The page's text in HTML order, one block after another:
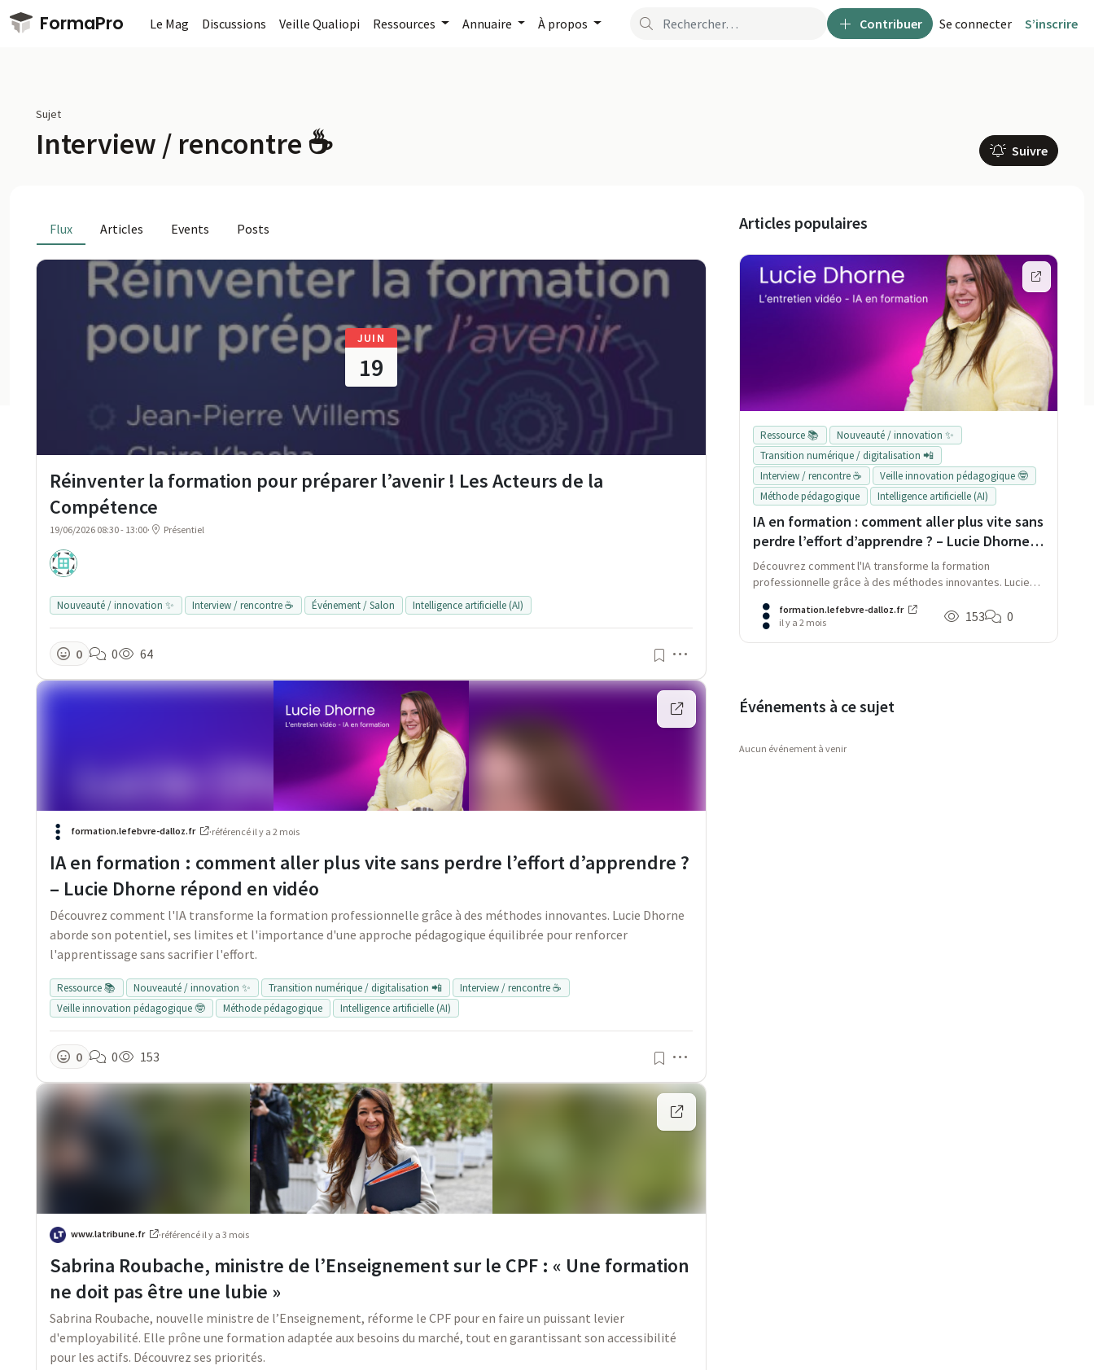
Passer au contenu principal
FormaPro Contribuer Se connecter S’inscrire
Le Mag Discussions Veille Qualiopi Ressources Annuaire À propos
Sujet
Interview / rencontre ☕ Suivre
Flux Articles Events Posts
JUIN
19
Réinventer la formation pour préparer l’avenir ! Les Acteurs de la
Compétence
19/06/2026 08:30 - 13:00· Présentiel
Nouveauté / innovation ✨ Interview / rencontre ☕ Événement / Salon Intelligence artificielle (AI)
0 0 64
formation.lefebvre-dalloz.fr ·référencé il y a 2 mois
IA en formation : comment aller plus vite sans perdre l’effort d’apprendre ?
– Lucie Dhorne répond en vidéo
Découvrez comment l'IA transforme la formation professionnelle grâce à des méthodes innovantes. Lucie Dhorne
aborde son potentiel, ses limites et l'importance d'une approche pédagogique équilibrée pour renforcer
l'apprentissage sans sacrifier l'effort.
Ressource 📚 Nouveauté / innovation ✨ Transition numérique / digitalisation 📲
Interview / rencontre ☕
Veille innovation pédagogique 🤓
Méthode pédagogique Intelligence artificielle (AI)
0 0 153
www.latribune.fr ·référencé il y a 3 mois
Sabrina Roubache, ministre de l’Enseignement sur le CPF : « Une formation
ne doit pas être une lubie »
Sabrina Roubache, nouvelle ministre de l’Enseignement, réforme le CPF pour en faire un puissant levier
d'employabilité. Elle prône une formation adaptée aux besoins du marché, tout en garantissant son accessibilité
pour les actifs. Découvrez ses priorités.
Articles populaires
Ressource 📚
Nouveauté / innovation ✨
Transition numérique / digitalisation 📲
Interview / rencontre ☕
Veille innovation pédagogique 🤓
Méthode pédagogique
Intelligence artificielle (AI)
IA en formation : comment aller plus vite sans
perdre l’effort d’apprendre ? – Lucie Dhorne
répond en vidéo
Découvrez comment l'IA transforme la formation
professionnelle grâce à des méthodes innovantes. Lucie
d'une approche pédagogique équilibrée pour renforcer
l'apprentissage sans sacrifier l'effort.
formation.lefebvre-dalloz.fr
il y a 2 mois
153 0
Événements à ce sujet
Aucun événement à venir